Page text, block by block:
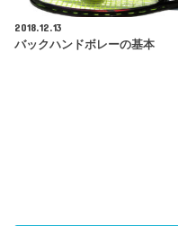
2018.12.13
バックハンドボレーの基本